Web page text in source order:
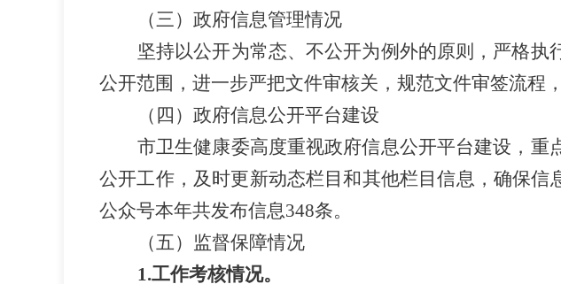
（三） 政府信息管理情况
坚持以公开为常态、不公开为例外的原则，严格
公开范围，进一步严把文件审核关，规范文件审签流程
（四）政府信息公开平台建设
市卫生健康委高度重视政府信息公开平台建设，
公开工作，及时更新动态栏目和其他栏目信息，确保信
公众号本年共发布信息348条。
（五）监督保障情况
1.工作考核情况。